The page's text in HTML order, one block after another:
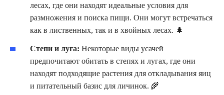
лесах, где они находят идеальные условия для
размножения и поиска пищи. Они могут встречаться
как в лиственных, так и в хвойных лесах. 🌲
Степи и луга: Некоторые виды усачей
предпочитают обитать в степях и лугах, где они
находят подходящие растения для откладывания яиц
и питательный базис для личинок. 🌾